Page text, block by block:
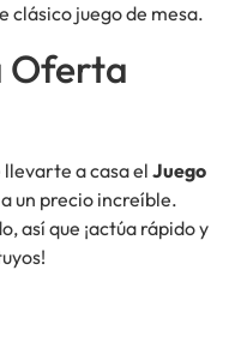
clásico juego de mesa.
Oferta
a casa el Juego
a un precio increíble.
así que ¡actúa rápido y